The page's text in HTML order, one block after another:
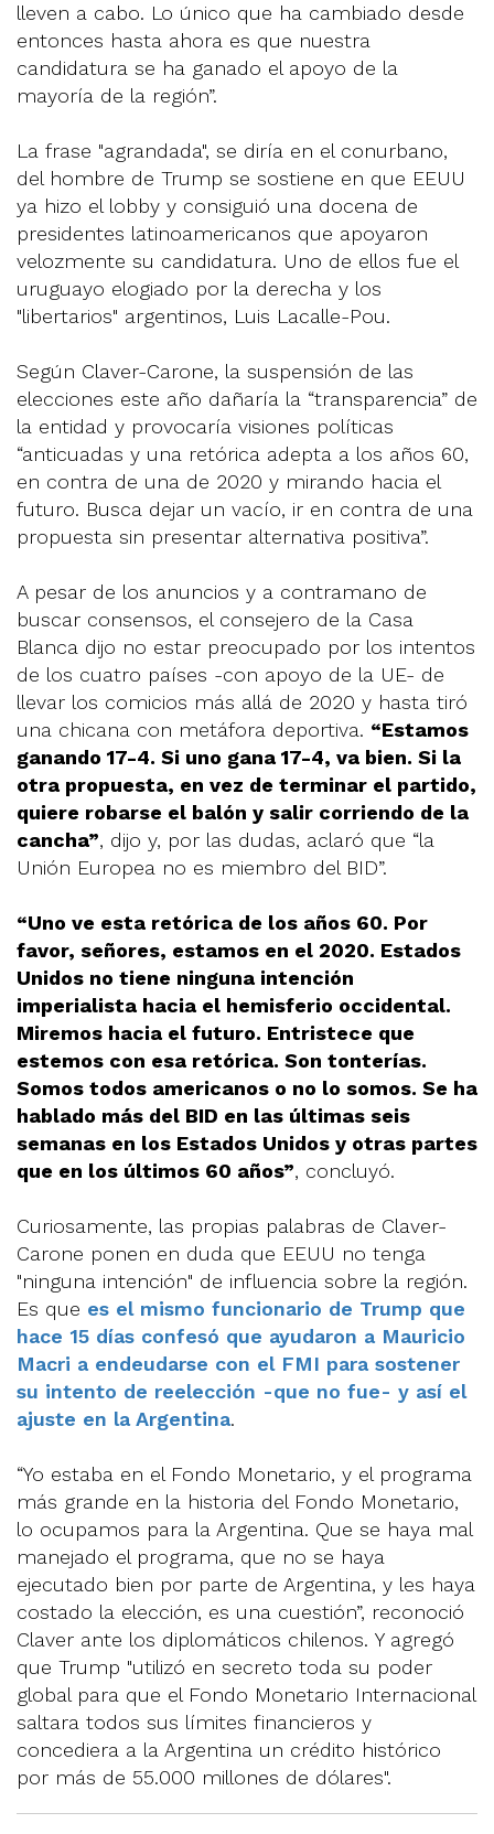
lleven a cabo. Lo único que ha cambiado desde
entonces hasta ahora es que nuestra
candidatura se ha ganado el apoyo de la
mayoría de la región”.
La frase "agrandada", se diría en el conurbano,
del hombre de Trump se sostiene en que EEUU
ya hizo el lobby y consiguió una docena de
presidentes latinoamericanos que apoyaron
velozmente su candidatura. Uno de ellos fue el
uruguayo elogiado por la derecha y los
"libertarios" argentinos, Luis Lacalle-Pou.
Según Claver-Carone, la suspensión de las
elecciones este año dañaría la “transparencia” de
la entidad y provocaría visiones políticas
“anticuadas y una retórica adepta a los años 60,
en contra de una de 2020 y mirando hacia el
futuro. Busca dejar un vacío, ir en contra de una
propuesta sin presentar alternativa positiva”.
A pesar de los anuncios y a contramano de
buscar consensos, el consejero de la Casa
Blanca dijo no estar preocupado por los intentos
de los cuatro países -con apoyo de la UE- de
llevar los comicios más allá de 2020 y hasta tiró
una chicana con metáfora deportiva. “Estamos
ganando 17-4. Si uno gana 17-4, va bien. Si la
otra propuesta, en vez de terminar el partido,
quiere robarse el balón y salir corriendo de la
cancha”, dijo y, por las dudas, aclaró que “la
Unión Europea no es miembro del BID”.
“Uno ve esta retórica de los años 60. Por
favor, señores, estamos en el 2020. Estados
Unidos no tiene ninguna intención
imperialista hacia el hemisferio occidental.
Miremos hacia el futuro. Entristece que
estemos con esa retórica. Son tonterías.
Somos todos americanos o no lo somos. Se ha
hablado más del BID en las últimas seis
semanas en los Estados Unidos y otras partes
que en los últimos 60 años”, concluyó.
Curiosamente, las propias palabras de Claver-
Carone ponen en duda que EEUU no tenga
"ninguna intención" de influencia sobre la región.
Es que es el mismo funcionario de Trump que
hace 15 días confesó que ayudaron a Mauricio
Macri a endeudarse con el FMI para sostener
su intento de reelección -que no fue- y así el
ajuste en la Argentina.
“Yo estaba en el Fondo Monetario, y el programa
más grande en la historia del Fondo Monetario,
lo ocupamos para la Argentina. Que se haya mal
manejado el programa, que no se haya
ejecutado bien por parte de Argentina, y les haya
costado la elección, es una cuestión”, reconoció
Claver ante los diplomáticos chilenos. Y agregó
que Trump "utilizó en secreto toda su poder
global para que el Fondo Monetario Internacional
saltara todos sus límites financieros y
concediera a la Argentina un crédito histórico
por más de 55.000 millones de dólares".